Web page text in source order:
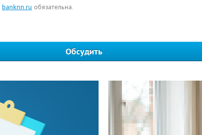
banknn.ru обязательна.
Обсудить